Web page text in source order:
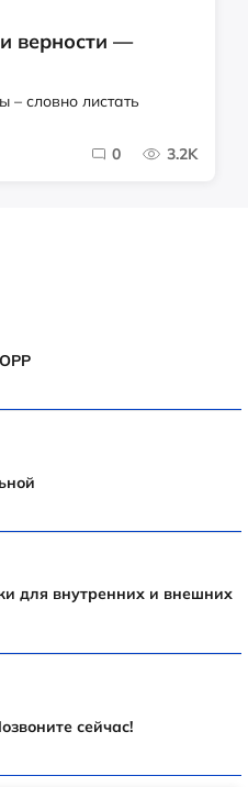
верности —
словно листать
0 3.2K
для внутренних и внешних
сейчас!